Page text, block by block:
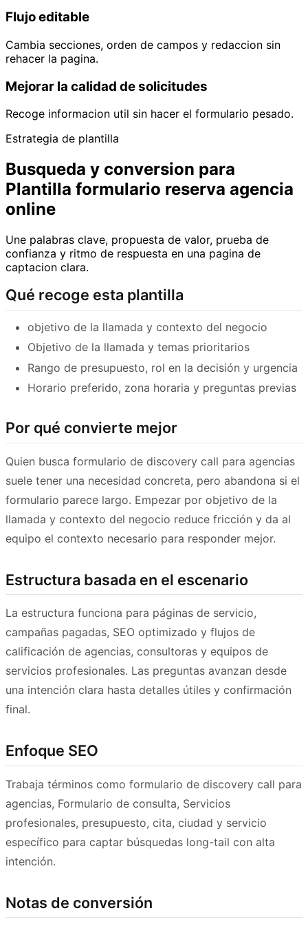
Flujo editable
Cambia secciones, orden de campos y redaccion sin
rehacer la pagina.
Mejorar la calidad de solicitudes
Recoge informacion util sin hacer el formulario pesado.
Estrategia de plantilla
Busqueda y conversion para
Plantilla formulario reserva agencia
online
Une palabras clave, propuesta de valor, prueba de
confianza y ritmo de respuesta en una pagina de
captacion clara.
Qué recoge esta plantilla
objetivo de la llamada y contexto del negocio
Objetivo de la llamada y temas prioritarios
Rango de presupuesto, rol en la decisión y urgencia
Horario preferido, zona horaria y preguntas previas
Por qué convierte mejor
Quien busca formulario de discovery call para agencias
suele tener una necesidad concreta, pero abandona si el
formulario parece largo. Empezar por objetivo de la
llamada y contexto del negocio reduce fricción y da al
equipo el contexto necesario para responder mejor.
Estructura basada en el escenario
La estructura funciona para páginas de servicio,
campañas pagadas, SEO optimizado y flujos de
calificación de agencias, consultoras y equipos de
servicios profesionales. Las preguntas avanzan desde
una intención clara hasta detalles útiles y confirmación
final.
Enfoque SEO
Trabaja términos como formulario de discovery call para
agencias, Formulario de consulta, Servicios
profesionales, presupuesto, cita, ciudad y servicio
específico para captar búsquedas long-tail con alta
intención.
Notas de conversión